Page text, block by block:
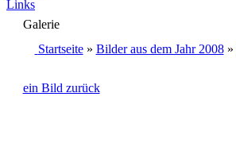
Links
Galerie
Startseite» Bilder aus dem Jahr 2008»
ein Bild zurück